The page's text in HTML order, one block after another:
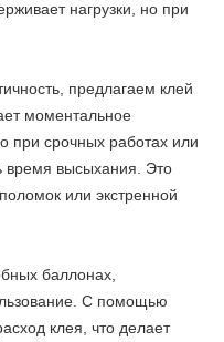
нагрузки, но при
предлагаем клей
моментальное
при срочных работах или
время высыхания. Это
или экстренной
баллонах,
С помощью
клея, что делает